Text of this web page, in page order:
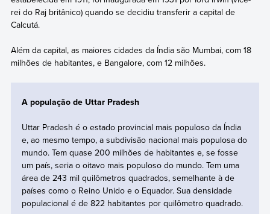
rei do Raj britânico) quando se decidiu transferir a capital de
Calcutá.
Além da capital, as maiores cidades da Índia são Mumbai, com 18
milhões de habitantes, e Bangalore, com 12 milhões.
A população de Uttar Pradesh
Uttar Pradesh é o estado provincial mais populoso da Índia
e, ao mesmo tempo, a subdivisão nacional mais populosa do
mundo. Tem quase 200 milhões de habitantes e, se fosse
um país, seria o oitavo mais populoso do mundo. Tem uma
área de 243 mil quilômetros quadrados, semelhante à de
países como o Reino Unido e o Equador. Sua densidade
populacional é de 822 habitantes por quilômetro quadrado.